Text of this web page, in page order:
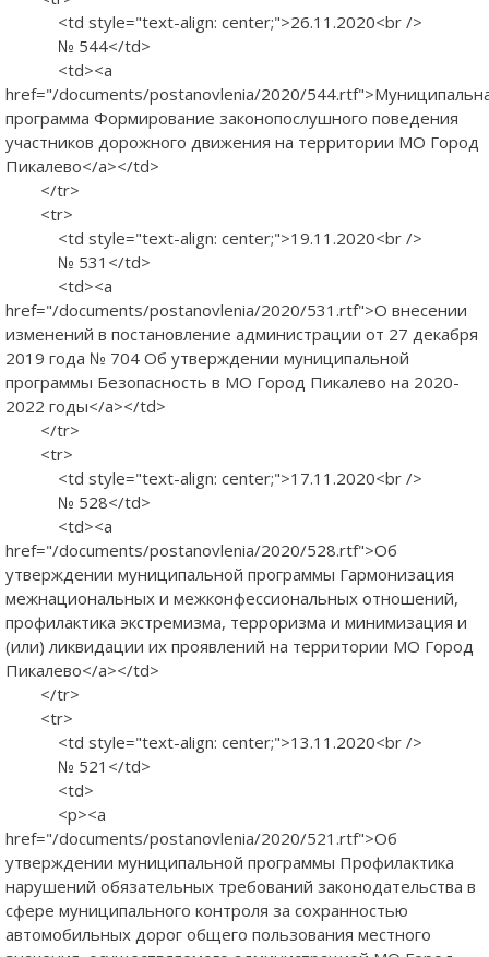
<td style="text-align: center;">26.11.2020<br />
№ 544</td>
<td><a
href="/documents/postanovlenia/2020/
программа Формирование законопослушного поведения
участников дорожного движения на территории МО Город
Пикалево</a></td>
</tr>
<tr>
<td style="text-align: center;">19.11.2020<br />
№ 531</td>
<td><a
href="/documents/postanovlenia/2020/531.rtf">О внесении
изменений в постановление администрации от 27 декабря
2019 года № 704 Об утверждении муниципальной
программы Безопасность в МО Город Пикалево на 2020-
2022 годы</a></td>
</tr>
<tr>
<td style="text-align: center;">17.11.2020<br />
№ 528</td>
<td><a
href="/documents/postanovlenia/2020/528.rtf">Об
утверждении муниципальной программы Гармонизация
межнациональных и межконфессиональных отношений,
профилактика экстремизма, терроризма и минимизация и
(или) ликвидации их проявлений на территории МО Город
Пикалево</a></td>
</tr>
<tr>
<td style="text-align: center;">13.11.2020<br />
№ 521</td>
<td>
<p><a
href="/documents/postanovlenia/2020/521.rtf">Об
утверждении муниципальной программы Профилактика
нарушений обязательных требований законодательства в
сфере муниципального контроля за сохранностью
автомобильных дорог общего пользования местного